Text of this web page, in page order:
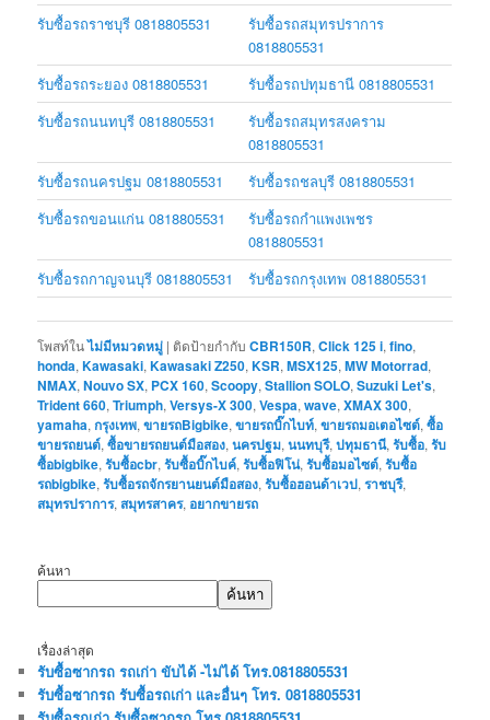
รับซื้อรถราชบุรี 0818805531
รับซื้อรถสมุทรปราการ
0818805531
รับซื้อรถระยอง 0818805531
รับซื้อรถปทุมธานี 0818805531
รับซื้อรถนนทบุรี 0818805531
รับซื้อรถสมุทรสงคราม
0818805531
รับซื้อรถนครปฐม 0818805531
รับซื้อรถชลบุรี 0818805531
รับซื้อรถขอนแก่น 0818805531
รับซื้อรถกำแพงเพชร
0818805531
รับซื้อรถกาญจนบุรี 0818805531
รับซื้อรถกรุงเทพ 0818805531
โพสท์ในไม่มีหมวดหมู่ | ติดป้ายกำกับ CBR150R,Click 125 i,fino,
honda,Kawasaki,Kawasaki Z250,KSR,MSX125,MW Motorrad,
NMAX,Nouvo SX, PCX 160,Scoopy,Stallion SOLO,Suzuki Let's,
Trident 660,Triumph,Versys-X 300,Vespa,wave,XMAX 300,
yamaha,กรุงเทพ,ขายรถBigbike,ขายรถบิ๊กไบท์,ขายรถมอเตอไซต์,ซื้อ
ขายรถยนต์,ซื้อขายรถยนต์มือสอง,นครปฐม,นนทบุรี,ปทุมธานี,รับซื้อ,รับ
ซื้อbigbike,รับซื้อcbr,รับซื้อบิ๊กไบค์,รับซื้อฟิโน่,รับซื้อมอไซต์,รับซื้อ
รถbigbike,รับซื้อรถจักรยานยนต์มือสอง,รับซื้อฮอนด้าเวป,ราชบุรี,
สมุทรปราการ, สมุทรสาคร, อยากขายรถ
ค้นหา
ค้นหา
เรื่องล่าสุด
รับซื้อซากรถ รถเก่า ขับได้ -ไม่ได้ โทร.0818805531
รับซื้อซากรถ รับซื้อรถเก่า และอื่นๆ โทร. 0818805531